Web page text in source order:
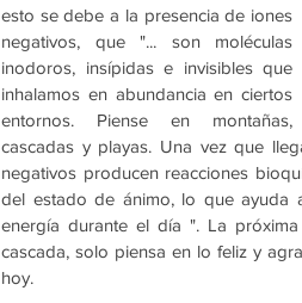
esto se debe a la presencia de iones
negativos, que "... son moléculas
inodoros, insípidas e invisibles que
inhalamos en abundancia en ciertos
entornos. Piense en montañas,
cascadas y playas. Una vez que
negativos producen reacciones
del estado de ánimo, lo que ayuda
energía durante el día ". La
cascada, solo piensa en lo feliz y
hoy.